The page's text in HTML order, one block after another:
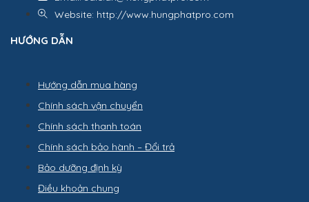
Website: http://www.hungphatpro.com
HƯỚNG DẪN
Hướng dẫn mua hàng
Chính sách vận chuyển
Chính sách thanh toán
Chính sách bảo hành – Đổi trả
Bảo dưỡng định kỳ
Điều khoản chung